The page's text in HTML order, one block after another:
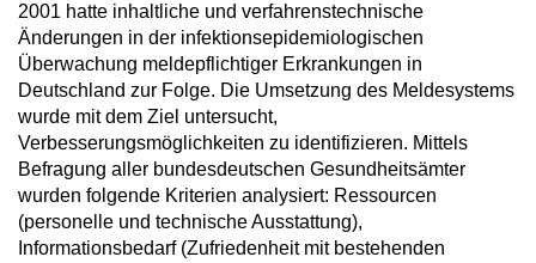
2001 hatte inhaltliche und verfahrenstechnische
Änderungen in der infektionsepidemiologischen
Überwachung meldepflichtiger Erkrankungen in
Deutschland zur Folge. Die Umsetzung des Meldesystems
wurde mit dem Ziel untersucht,
Verbesserungsmöglichkeiten zu identifizieren. Mittels
Befragung aller bundesdeutschen Gesundheitsämter
wurden folgende Kriterien analysiert: Ressourcen
(personelle und technische Ausstattung),
Informationsbedarf (Zufriedenheit mit bestehenden